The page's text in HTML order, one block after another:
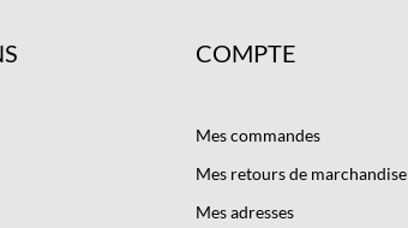
COMPTE
Mes commandes
Mes retours de marchandise
Mes adresses